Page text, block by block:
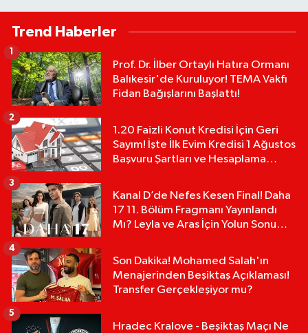
Trend Haberler
Prof. Dr. İlber Ortaylı Hatıra Ormanı
Balıkesir'de Kuruluyor! TEMA Vakfı
Fidan Bağışlarını Başlattı!
1.20 Faizli Konut Kredisi İçin Geri
Sayım! İşte İlk Evim Kredisi 1 Ağustos
Başvuru Şartları ve Hesaplama
2
Kanal D’de Nefes Kesen Final! Daha
17 11. Bölüm Fragmanı Yayınlandı
Mı? Leyla ve Aras İçin Yolun Sonu
3
Son Dakika! Mohamed Salah'ın
Menajerinden Beşiktaş Açıklaması!
Transfer Gerçekleşiyor mu?
4
Hradec Kralove - Beşiktaş Maçı Ne
5